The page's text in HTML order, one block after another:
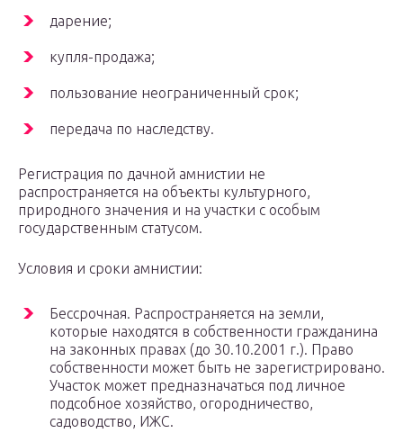
дарение;
купля-продажа;
пользование неограниченный срок;
передача по наследству.
Регистрация по дачной амнистии не
распространяется на объекты культурного,
природного значения и на участки с особым
государственным статусом.
Условия и сроки амнистии:
Бессрочная. Распространяется на земли,
которые находятся в собственности гражданина
на законных правах (до 30.10.2001 г.). Право
собственности может быть не зарегистрировано.
Участок может предназначаться под личное
подсобное хозяйство, огородничество,
садоводство, ИЖС.